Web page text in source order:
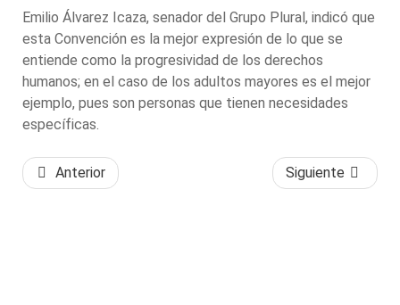
Emilio Álvarez Icaza, senador del Grupo Plural, indicó que
esta Convención es la mejor expresión de lo que se
entiende como la progresividad de los derechos
humanos; en el caso de los adultos mayores es el mejor
ejemplo, pues son personas que tienen necesidades
específicas.
Anterior Siguiente